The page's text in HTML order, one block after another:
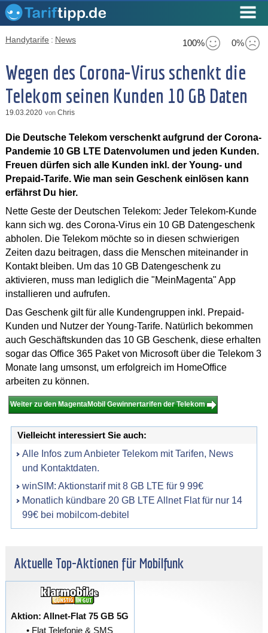
100% 0%
Handytarife : News
Wegen des Corona-Virus schenkt die
Telekom seinen Kunden 10 GB Daten
19.03.2020 von Chris
Die Deutsche Telekom verschenkt aufgrund der Corona-
Pandemie 10 GB LTE Datenvolumen und jeden Kunden.
Freuen dürfen sich alle Kunden inkl. der Young- und
Prepaid-Tarife. Wie man sein Geschenk einlösen kann
erfährst Du hier.
Nette Geste der Deutschen Telekom: Jeder Telekom-Kunde
kann sich wg. des Corona-Virus ein 10 GB Datengeschenk
abholen. Die Telekom möchte so in diesen schwierigen
Zeiten dazu beitragen, dass die Menschen miteinander in
Kontakt bleiben. Um das 10 GB Datengeschenk zu
aktivieren, muss man lediglich die "MeinMagenta" App
installieren und aufrufen.
Das Geschenk gilt für alle Kundengruppen inkl. Prepaid-
Kunden und Nutzer der Young-Tarife. Natürlich bekommen
auch Geschäftskunden das 10 GB Geschenk, diese erhalten
sogar das Office 365 Paket von Microsoft über die Telekom 3
Monate lang umsonst, um erfolgreich im HomeOffice
arbeiten zu können.
Weiter zu den MagentaMobil Gewinnertarifen der Telekom
Vielleicht interessiert Sie auch:
Alle Infos zum Anbieter Telekom mit Tarifen, News
und Kontaktdaten.
winSIM: Aktionstarif mit 8 GB LTE für 9 99€
Monatlich kündbare 20 GB LTE Allnet Flat für nur 14
99€ bei mobilcom-debitel
Aktuelle Top-Aktionen für Mobilfunk
Aktion: Allnet-Flat 75 GB 5G
• Flat Telefonie & SMS